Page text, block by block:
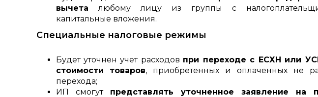
вычета любому лицу из группы с
капитальные вложения.
Специальные налоговые режимы
Будет уточнен учет расходов при переходе с ЕСХН или
стоимости товаров, приобретенных и оплаченных не
перехода;
ИП смогут представлять уточненное заявление на